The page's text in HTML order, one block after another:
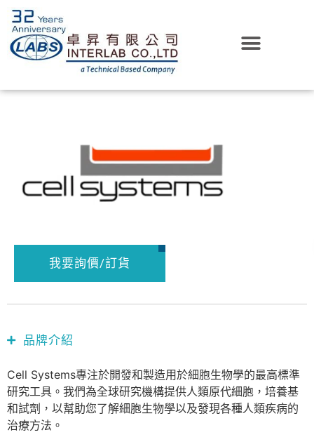
我要詢價/訂貨
品牌介紹
Cell Systems專注於開發和製造用於細胞生物學的最高標準
研究工具。我們為全球研究機構提供人類原代細胞，培養基
和試劑，以幫助您了解細胞生物學以及發現各種人類疾病的
治療方法。